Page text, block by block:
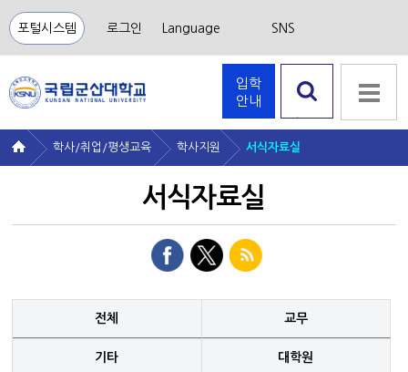
포털시스템 로그인 Language SNS
입학
안내
학사/취업/평생교육 학사지원 서식자료실
서식자료실
전체 교무
기타 대학원